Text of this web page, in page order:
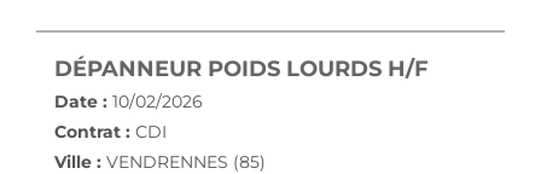
DÉPANNEUR POIDS LOURDS H/F
Date : 10/02/2026
Contrat : CDI
Ville : VENDRENNES (85)